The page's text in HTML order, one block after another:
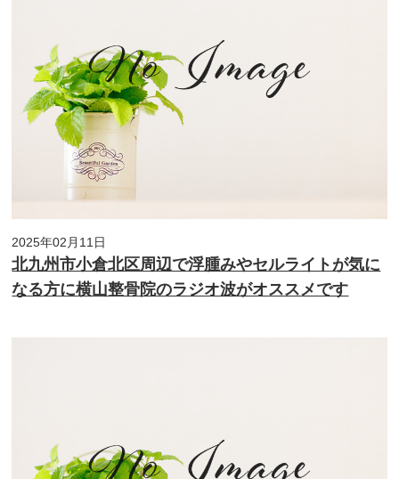
2025年02月11日
北九州市小倉北区周辺で浮腫みやセルライトが気に
なる方に横山整骨院のラジオ波がオススメです